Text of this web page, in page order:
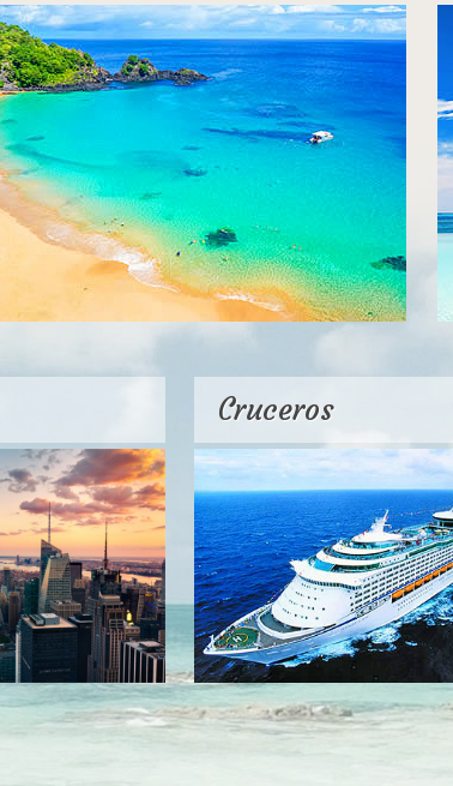
Cruceros